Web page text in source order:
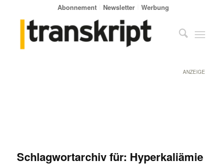
Abonnement Newsletter Werbung
ANZEIGE
Schlagwortarchiv für: Hyperkaliämie